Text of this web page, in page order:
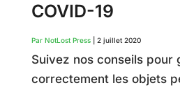
COVID-19
Par NotLost Press| 2 juillet 2020
Suivez nos conseils pour
correctement les objets